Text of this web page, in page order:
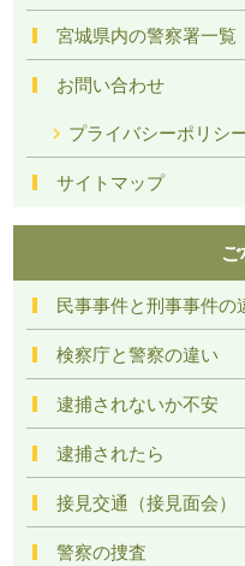
宮城県内の警察署一覧
お問い合わせ
プライバシーポリシ
サイトマップ
民事事件と刑事事件の
検察庁と警察の違い
逮捕されないか不安
逮捕されたら
接見交通（接見面会）
警察の捜査